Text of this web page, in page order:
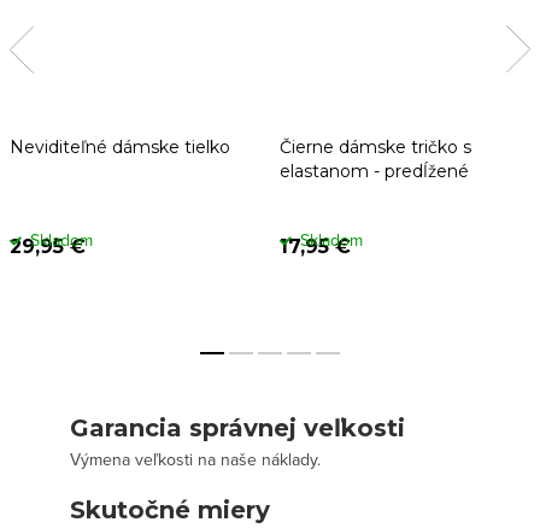
Neviditeľné dámske tielko
29,95 €
Skladom
Čierne dámske tričko s
elastanom - predĺžené
17,95 €
Skladom
Garancia správnej veľkosti
Výmena veľkosti na naše náklady.
Skutočné miery